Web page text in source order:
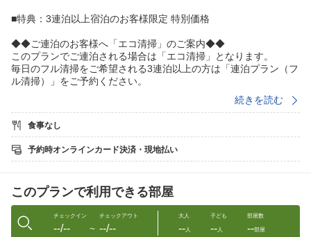
■特典：3連泊以上宿泊のお客様限定 特別価格
◆◆ご連泊のお客様へ「エコ清掃」のご案内◆◆
このプランでご連泊される場合は「エコ清掃」となります。
毎日のフル清掃をご希望される3連泊以上の方は「連泊プラン（フ
ル清掃）」をご予約ください。
【4日に1度】フル清掃（室内清掃・バスルーム清掃、ベッドメイ
ク・シーツ交換）
【アメニティ（歯ブラシ・ヘアブラシなど）】フロントにてご自
由にお取りいただけます。
円）を現地決済にて承っております。
------------------------------
続きを読む
食事なし
予約時オンラインカード決済・現地払い
このプランで利用できる部屋
チェックイン
--/-- 〜
チェックアウト
--/--
大人
--人
子ども
--人
部屋数
--部屋